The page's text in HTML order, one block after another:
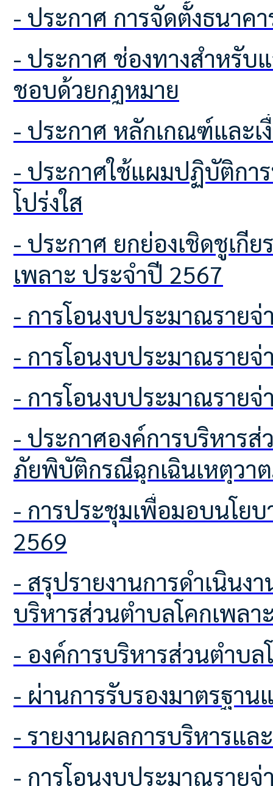
- ประกาศ การจัดตั้งธนา
- ประกาศ ช่องทางสำหรับแจ้งเบาะป้ายโฆษณาหรือสิ่งอื่นใดที่รุกล้ำทางสาธารณะที่ไม่
ชอบด้วยกฎหมาย
- ประกาศ หลักเกณฑ์และ
- ประกาศใช้แผมปฏิบัติการป้องกันการทุจริตเพื่อยกระทับคุบคุณธรรมและความ
โปร่งใส
- ประกาศ ยกย่องเชิดชูเกียรติครัวเรือนต้นแบบในการจัดการขยะครัวเรือนตำบลโคก
เพลาะ ประจำปี 2567
- การโอนงบประมาณรา
- การโอนงบประมาณรา
- การโอนงบประมาณรา
- ประกาศองค์การบริหารส่วนตำบลโคกเพลาะ เรื่อง การช่วยเหลือประชาชนผู้ประสบ
ภัยพิบัติกรณีฉุกเฉินเหตุวา
- การประชุมเพื่อมอบนโยบายในการประกาศเจตนารมณ์นโยบาย (No Gift Policy)
2569
- สรุปรายงานการดำเนินงานตามนโยบาย No Gift Policy จากการปฏิบัติหน้าที่ องค์การ
บริหารส่วนตำบลโคกเพล
- องค์การบริหารส่วนตำ
- ผ่านการรับรองมาตรฐ
- รายงานผลการบริหาร
- การโอนงบประมาณรา